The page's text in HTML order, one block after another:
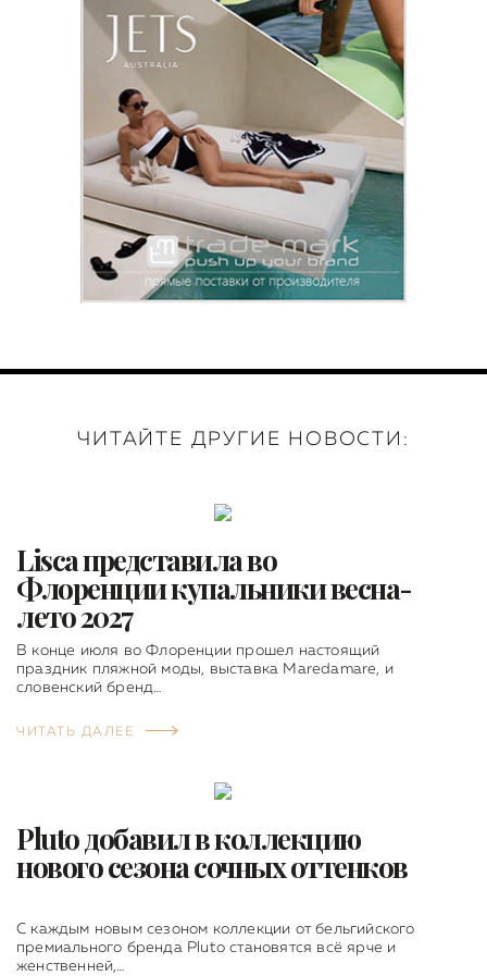
ЧИТАЙТЕ ДРУГИЕ НОВОСТИ:
Lisca представила во
Флоренции купальники весна-
лето 2027
В конце июля во Флоренции прошел настоящий
праздник пляжной моды, выставка Maredamare, и
словенский бренд…
ЧИТАТЬ ДАЛЕЕ
Pluto добавил в коллекцию
нового сезона сочных оттенков
С каждым новым сезоном коллекции от бельгийского
премиального бренда Pluto становятся всё ярче и
женственней,…